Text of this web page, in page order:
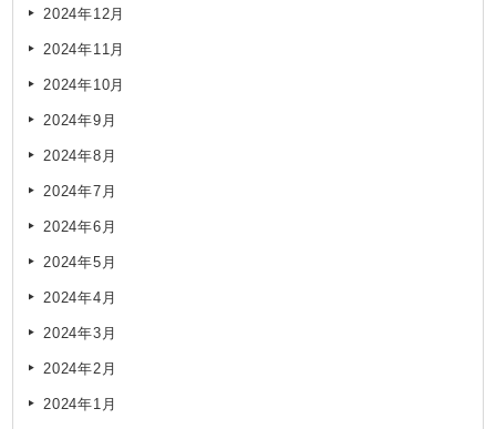
2024年12月
2024年11月
2024年10月
2024年9月
2024年8月
2024年7月
2024年6月
2024年5月
2024年4月
2024年3月
2024年2月
2024年1月